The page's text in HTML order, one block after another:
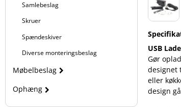
Samlebeslag
Skruer
Spændeskiver
Diverse monteringsbeslag
Møbelbeslag
Ophæng
USB
Gør
designet
eller
design